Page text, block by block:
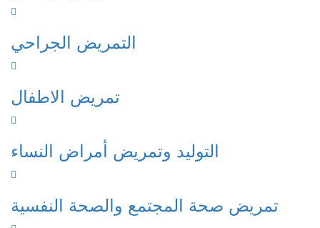
التمريض الجراحي
تمريض الاطفال
التوليد وتمريض أمراض النساء
تمريض صحة المجتمع والصحة النفسية